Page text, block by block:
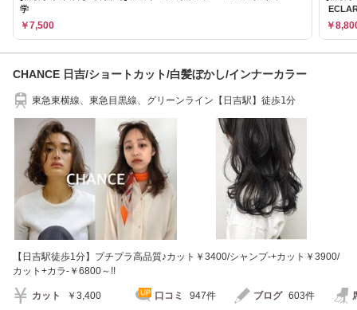
学
￥7,500 ￥
CHANCE 日吉/ショートカット/白髪ぼかし/インナーカラー
東急東横線、東急目黒線、グリーンライン【日吉駅】徒歩1分
【日吉駅徒歩1分】プチプラ高品質♪カット￥3400/シャンプ-+カット￥3900/
カット+カラ-￥6800～!!
カット ￥3,400 口コミ 947件 ブログ 603件